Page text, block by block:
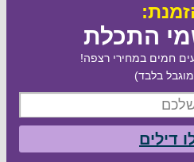
התכלת
חמים במחירי רצפה!
בלבד)
דילים